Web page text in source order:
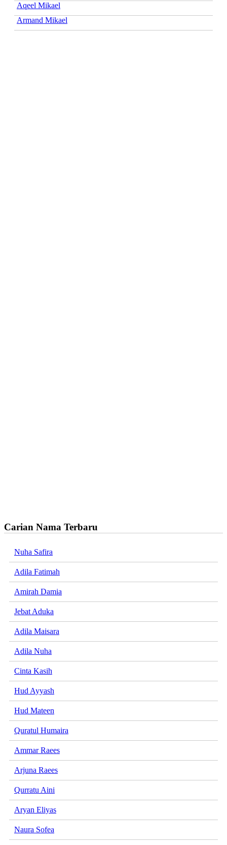
Aqeel Mikael
Armand Mikael
Carian Nama Terbaru
Nuha Safira
Adila Fatimah
Amirah Damia
Jebat Aduka
Adila Maisara
Adila Nuha
Cinta Kasih
Hud Ayyash
Hud Mateen
Quratul Humaira
Ammar Raees
Arjuna Raees
Qurratu Aini
Aryan Eliyas
Naura Sofea